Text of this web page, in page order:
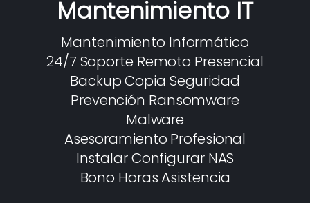
Mantenimiento IT
Mantenimiento Informático
24/7 Soporte Remoto Presencial
Backup Copia Seguridad
Prevención Ransomware
Malware
Asesoramiento Profesional
Instalar Configurar NAS
Bono Horas Asistencia